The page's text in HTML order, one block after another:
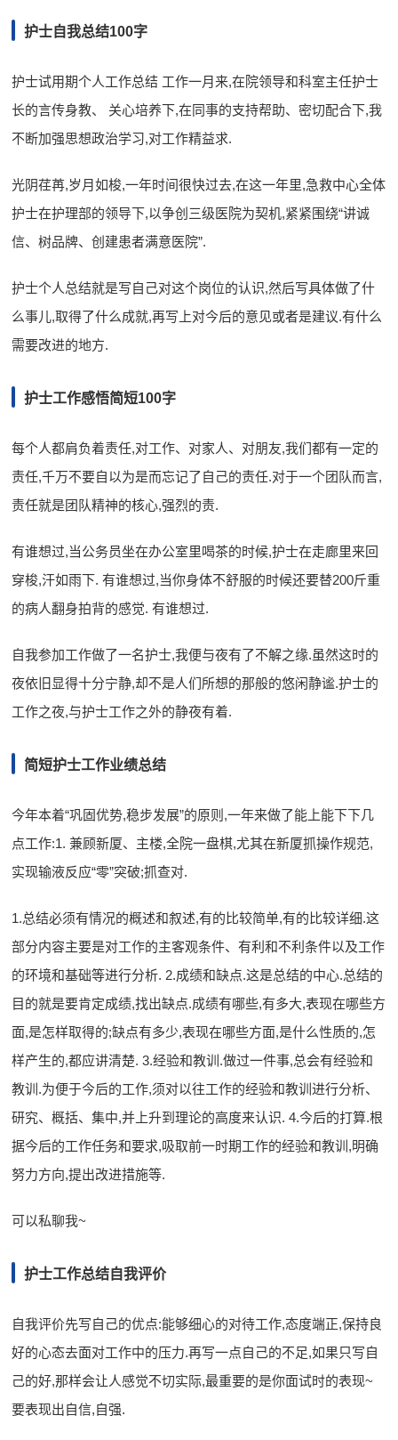
护士自我总结100字
护士试用期个人工作总结 工作一月来,在院领导和科室主任护士
长的言传身教、 关心培养下,在同事的支持帮助、密切配合下,我
不断加强思想政治学习,对工作精益求.
光阴荏苒,岁月如梭,一年时间很快过去,在这一年里,急救中心全体
护士在护理部的领导下,以争创三级医院为契机,紧紧围绕“讲诚
信、树品牌、创建患者满意医院”.
护士个人总结就是写自己对这个岗位的认识,然后写具体做了什
么事儿,取得了什么成就,再写上对今后的意见或者是建议.有什么
需要改进的地方.
护士工作感悟简短100字
每个人都肩负着责任,对工作、对家人、对朋友,我们都有一定的
责任,千万不要自以为是而忘记了自己的责任.对于一个团队而言,
责任就是团队精神的核心,强烈的责.
有谁想过,当公务员坐在办公室里喝茶的时候,护士在走廊里来回
穿梭,汗如雨下. 有谁想过,当你身体不舒服的时候还要替200斤重
的病人翻身拍背的感觉. 有谁想过.
自我参加工作做了一名护士,我便与夜有了不解之缘.虽然这时的
夜依旧显得十分宁静,却不是人们所想的那般的悠闲静谧.护士的
工作之夜,与护士工作之外的静夜有着.
简短护士工作业绩总结
今年本着“巩固优势,稳步发展”的原则,一年来做了能上能下下几
点工作:1. 兼顾新厦、主楼,全院一盘棋,尤其在新厦抓操作规范,
实现输液反应“零”突破;抓查对.
1.总结必须有情况的概述和叙述,有的比较简单,有的比较详细.这
部分内容主要是对工作的主客观条件、有利和不利条件以及工作
的环境和基础等进行分析. 2.成绩和缺点.这是总结的中心.总结的
目的就是要肯定成绩,找出缺点.成绩有哪些,有多大,表现在哪些方
面,是怎样取得的;缺点有多少,表现在哪些方面,是什么性质的,怎
样产生的,都应讲清楚. 3.经验和教训.做过一件事,总会有经验和
教训.为便于今后的工作,须对以往工作的经验和教训进行分析、
研究、概括、集中,并上升到理论的高度来认识. 4.今后的打算.根
据今后的工作任务和要求,吸取前一时期工作的经验和教训,明确
努力方向,提出改进措施等.
可以私聊我~
护士工作总结自我评价
自我评价先写自己的优点:能够细心的对待工作,态度端正,保持良
好的心态去面对工作中的压力.再写一点自己的不足,如果只写自
己的好,那样会让人感觉不切实际,最重要的是你面试时的表现~
要表现出自信,自强.